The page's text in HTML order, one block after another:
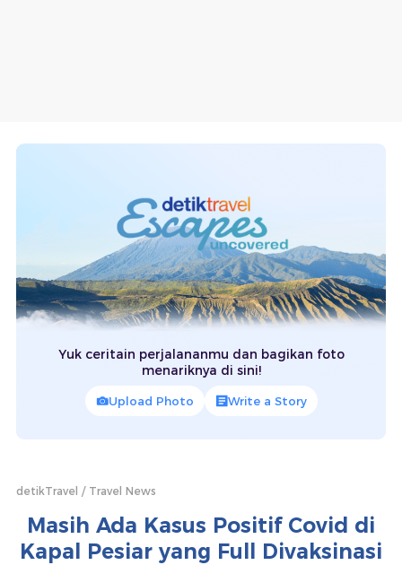
Yuk ceritain perjalananmu dan bagikan foto
menariknya di sini!
Upload Photo Write a Story
detikTravel Travel News
Masih Ada Kasus Positif Covid di
Kapal Pesiar yang Full Divaksinasi